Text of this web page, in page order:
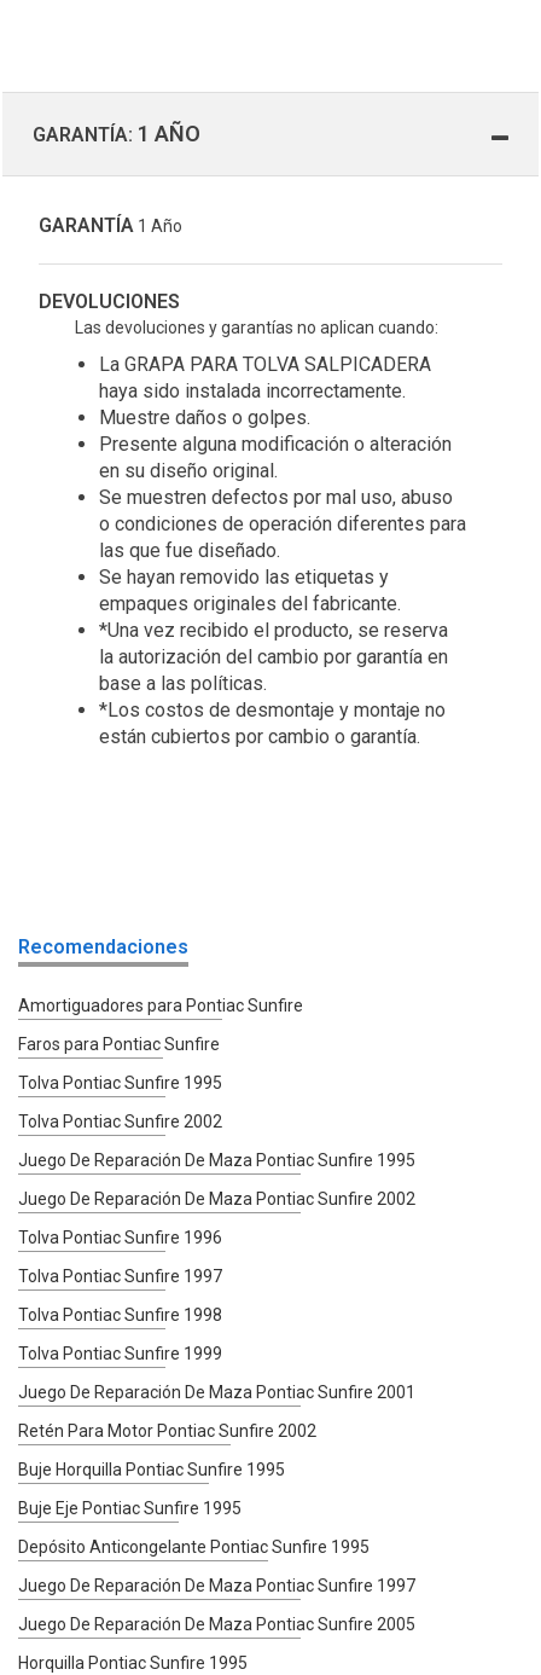
GARANTÍA: 1 AÑO
GARANTÍA 1 Año
DEVOLUCIONES
Las devoluciones y garantías no aplican cuando:
La GRAPA PARA TOLVA SALPICADERA
haya sido instalada incorrectamente.
Muestre daños o golpes.
Presente alguna modificación o alteración
en su diseño original.
Se muestren defectos por mal uso, abuso
o condiciones de operación diferentes para
las que fue diseñado.
Se hayan removido las etiquetas y
empaques originales del fabricante.
*Una vez recibido el producto, se reserva
la autorización del cambio por garantía en
base a las políticas.
*Los costos de desmontaje y montaje no
están cubiertos por cambio o garantía.
Recomendaciones
Amortiguadores para Pontiac Sunfire
Faros para Pontiac Sunfire
Tolva Pontiac Sunfire 1995
Tolva Pontiac Sunfire 2002
Juego De Reparación De Maza Pontiac Sunfire 1995
Juego De Reparación De Maza Pontiac Sunfire 2002
Tolva Pontiac Sunfire 1996
Tolva Pontiac Sunfire 1997
Tolva Pontiac Sunfire 1998
Tolva Pontiac Sunfire 1999
Juego De Reparación De Maza Pontiac Sunfire 2001
Retén Para Motor Pontiac Sunfire 2002
Buje Horquilla Pontiac Sunfire 1995
Buje Eje Pontiac Sunfire 1995
Depósito Anticongelante Pontiac Sunfire 1995
Juego De Reparación De Maza Pontiac Sunfire 1997
Juego De Reparación De Maza Pontiac Sunfire 2005
Horquilla Pontiac Sunfire 1995